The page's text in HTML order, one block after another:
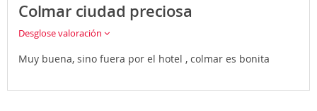
Colmar ciudad preciosa
Desglose valoración
Muy buena, sino fuera por el hotel , colmar es bonita